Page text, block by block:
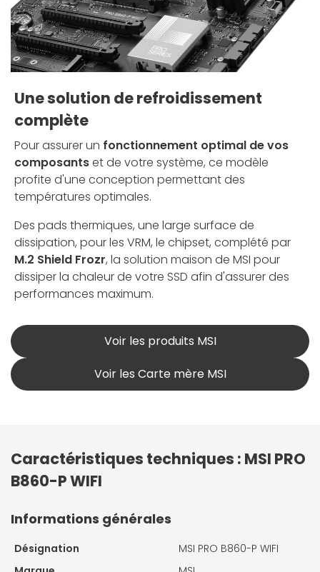
Une solution de refroidissement
complète
Pour assurer un fonctionnement optimal de vos
composantset de votre système, ce modèle
profite d'une conception permettant des
températures optimales.
Des pads thermiques, une large surface de
dissipation, pour les VRM, le chipset, complété par
M.2 Shield Frozr, la solution maison de MSI pour
dissiper la chaleur de votre SSD afin d'assurer des
performances maximum.
Voir les produits MSI
Voir les Carte mère MSI
Caractéristiques techniques : MSI PRO
B860-P WIFI
Informations générales
Désignation
MSI PRO B860-P WIFI